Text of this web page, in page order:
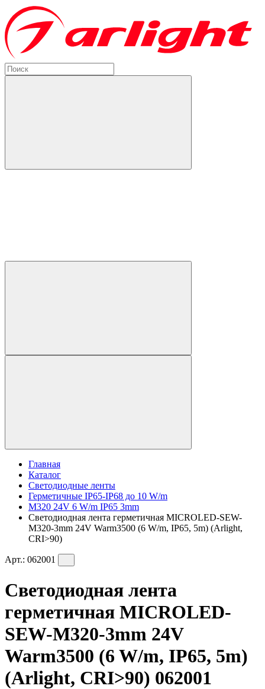
Главная
Каталог
Светодиодные ленты
Герметичные IP65-IP68 до 10 W/m
M320 24V 6 W/m IP65 3mm
Светодиодная лента герметичная MICROLED-SEW-
M320-3mm 24V Warm3500 (6 W/m, IP65, 5m) (Arlight,
CRI>90)
Арт.: 062001
Светодиодная лента
герметичная MICROLED-
SEW-M320-3mm 24V
Warm3500 (6 W/m, IP65, 5m)
(Arlight, CRI>90) 062001